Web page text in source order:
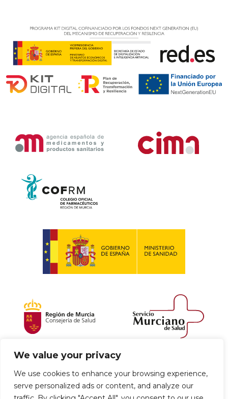
We value your privacy
We use cookies to enhance your browsing experience,
serve personalized ads or content, and analyze our
Política de envío y devoluciones
Política de privacidad Uso de cookies